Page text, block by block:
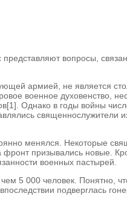
вопросы,
армией, не является
военное духовенство,
Однако в годы войны
священнослужители
менялся. Некоторые
призывались новые.
военных пастырей.
5 000 человек. Понятно,
подверглась